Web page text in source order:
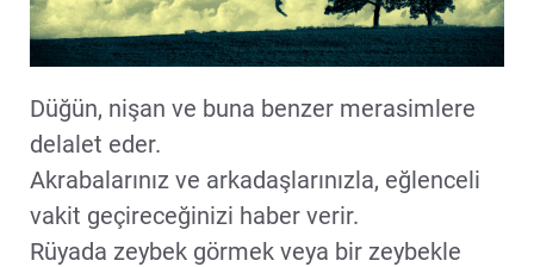
Düğün, nişan ve buna benzer merasimlere
delalet eder.
Akrabalarınız ve arkadaşlarınızla, eğlenceli
vakit geçireceğinizi haber verir.
Rüyada zeybek görmek veya bir zeybekle